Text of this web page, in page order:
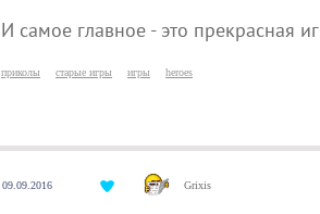
И самое главное - это прекрасная
приколы старые игры игры heroes
09.09.2016 Grixis